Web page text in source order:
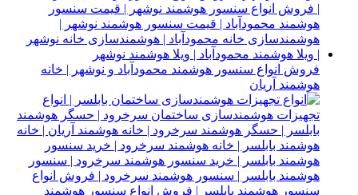
فروش انواع سنسور هوشمند محمودآباد و نوشهر | خانه
هوشمند آریان